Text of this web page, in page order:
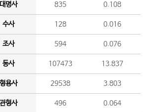
명사 835 0.108
수사 128 0.016
조사 594 0.076
동사 107473 13.837
용사 29538 3.803
형사 496 0.064